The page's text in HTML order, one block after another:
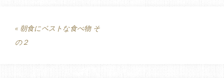
« 朝食にベストな食べ物 そ
の２